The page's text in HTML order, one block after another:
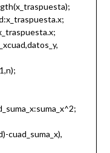
cuad_suma_x),